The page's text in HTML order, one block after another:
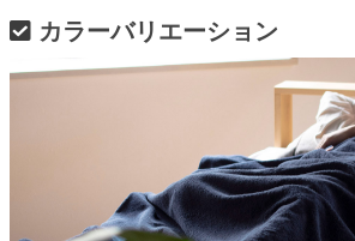
カラーバリエーション